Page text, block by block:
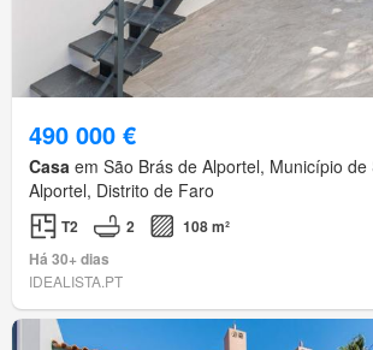
490 000 €
Casa em São Brás de Alportel, Município de
Alportel, Distrito de Faro
T2 2
108 m²
Há 30+ dias
IDEALISTA.PT